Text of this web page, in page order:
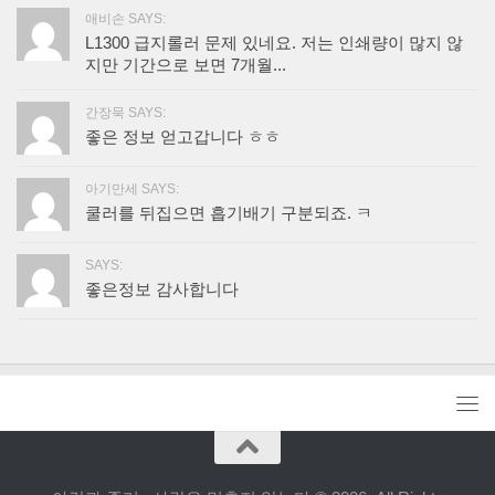
애비손 SAYS:
L1300 급지롤러 문제 있네요. 저는 인쇄량이 많지 않
지만 기간으로 보면 7개월...
간장묵 SAYS:
좋은 정보 얻고갑니다 ㅎㅎ
아기만세 SAYS:
쿨러를 뒤집으면 흡기배기 구분되죠. ㅋ
SAYS:
좋은정보 감사합니다